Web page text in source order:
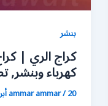
بنشر
كهرباء
ammar ammar/20 أبريل، 2020